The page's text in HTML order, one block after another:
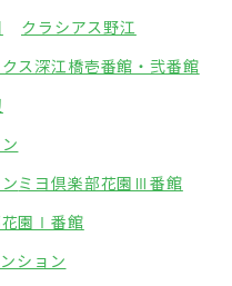
クラシアス野江
クス深江橋壱番館・弐番館
ミヨ倶楽部花園Ⅲ番館
花園Ⅰ番館
ション